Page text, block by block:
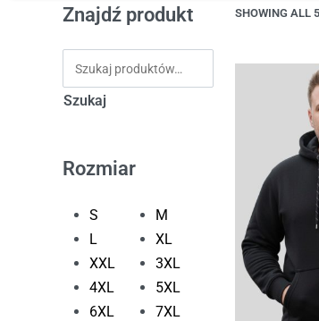
Znajdź produkt
Szukaj
Rozmiar
S
M
L
XL
XXL
3XL
4XL
5XL
6XL
7XL
SHOWING ALL